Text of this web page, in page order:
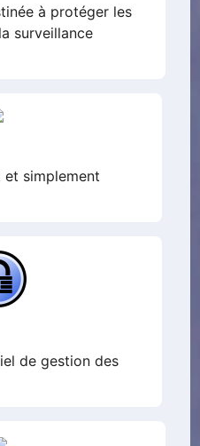
à protéger les
surveillance
simplement
de gestion des